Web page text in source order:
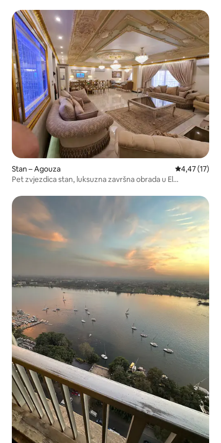
Stan – Agouza Prosječna
4,47 (17)
Pet zvjezdica stan, luksuzna završna obrada u El